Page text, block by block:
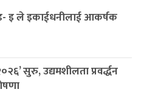
इ ले इकाईधनीलाई आकर्षक
सुरु, उद्यमशीलता प्रवर्द्धन